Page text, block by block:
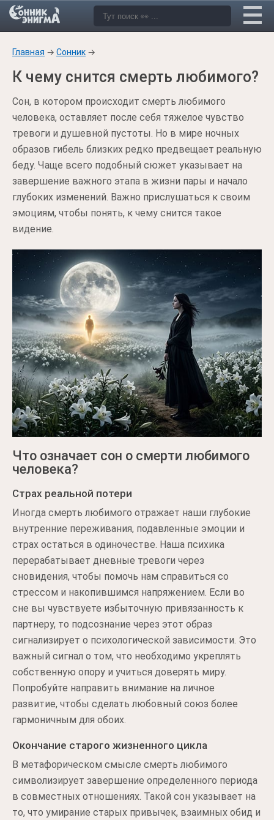
Главная → Сонник →
К чему снится смерть любимого?
Сон, в котором происходит смерть любимого
человека, оставляет после себя тяжелое чувство
тревоги и душевной пустоты. Но в мире ночных
образов гибель близких редко предвещает реальную
беду. Чаще всего подобный сюжет указывает на
завершение важного этапа в жизни пары и начало
глубоких изменений. Важно прислушаться к своим
эмоциям, чтобы понять, к чему снится такое
видение.
Что означает сон о смерти любимого
человека?
Страх реальной потери
Иногда смерть любимого отражает наши глубокие
внутренние переживания, подавленные эмоции и
страх остаться в одиночестве. Наша психика
перерабатывает дневные тревоги через
сновидения, чтобы помочь нам справиться со
стрессом и накопившимся напряжением. Если во
сне вы чувствуете избыточную привязанность к
партнеру, то подсознание через этот образ
сигнализирует о психологической зависимости. Это
важный сигнал о том, что необходимо укреплять
собственную опору и учиться доверять миру.
Попробуйте направить внимание на личное
развитие, чтобы сделать любовный союз более
гармоничным для обоих.
Окончание старого жизненного цикла
В метафорическом смысле смерть любимого
символизирует завершение определенного периода
в совместных отношениях. Такой сон указывает на
то, что умирание старых привычек, взаимных обид и